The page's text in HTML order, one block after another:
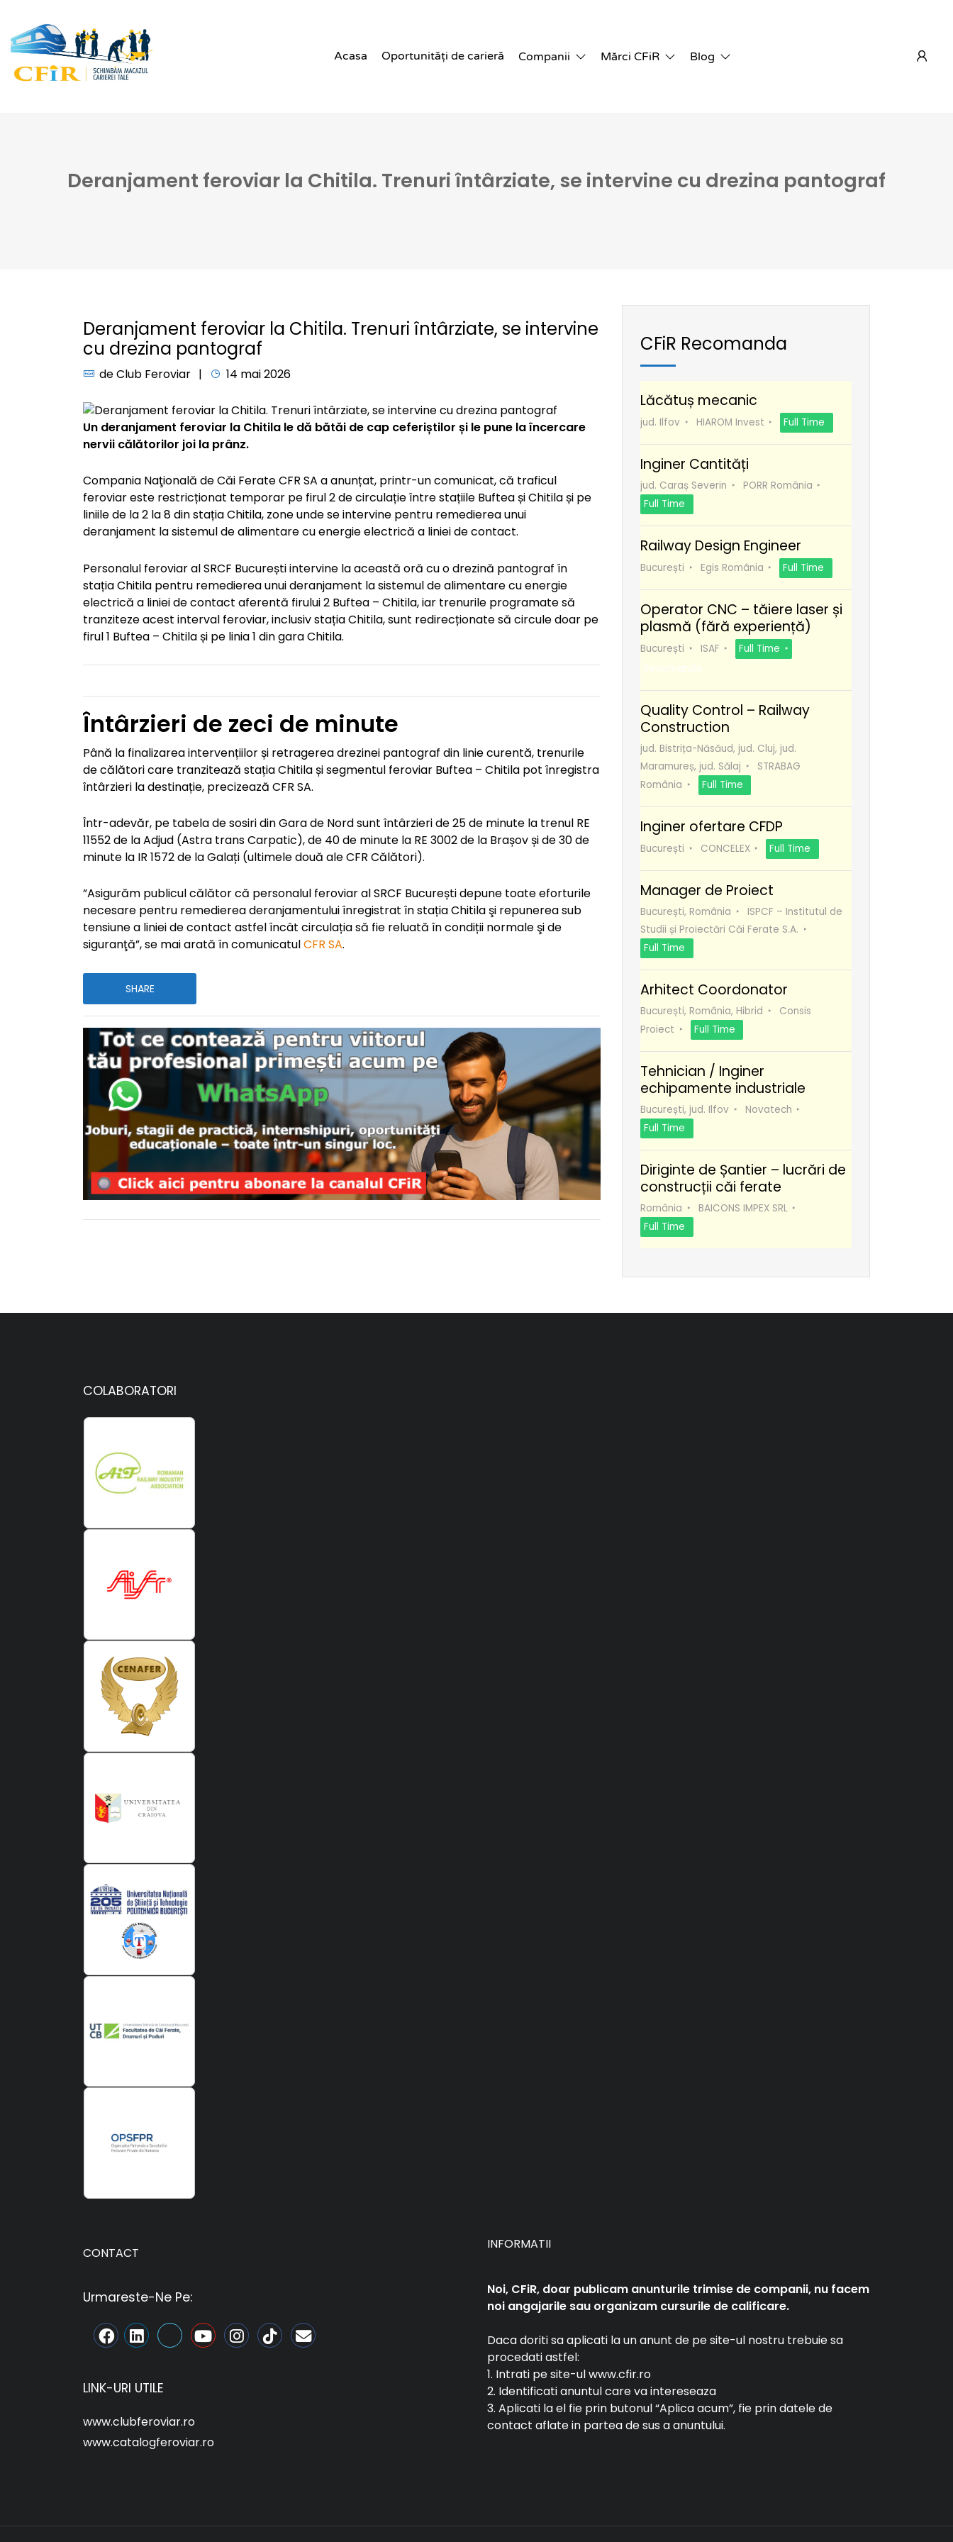
Acasa Oportunități de carieră Companii Mărci CFiR Blog
Deranjament feroviar la Chitila. Trenuri întârziate, se intervine cu drezina pantograf
Deranjament feroviar la Chitila. Trenuri întârziate, se intervine
cu drezina pantograf
deClub Feroviar 14 mai 2026
Un deranjament feroviar la Chitila le dă bătăi de cap ceferiștilor și le pune la încercare
nervii călătorilor joi la prânz.
Compania Naţională de Căi Ferate CFR SA a anunțat, printr-un comunicat, că traficul
feroviar este restricționat temporar pe firul 2 de circulație între stațiile Buftea și Chitila și pe
liniile de la 2 la 8 din stația Chitila, zone unde se intervine pentru remedierea unui
deranjament la sistemul de alimentare cu energie electrică a liniei de contact.
Personalul feroviar al SRCF București intervine la această oră cu o drezină pantograf în
stația Chitila pentru remedierea unui deranjament la sistemul de alimentare cu energie
electrică a liniei de contact aferentă firului 2 Buftea – Chitila, iar trenurile programate să
tranziteze acest interval feroviar, inclusiv stația Chitila, sunt redirecționate să circule doar pe
firul 1 Buftea – Chitila și pe linia 1 din gara Chitila.
Întârzieri de zeci de minute
Până la finalizarea intervențiilor și retragerea drezinei pantograf din linie curentă, trenurile
de călători care tranzitează stația Chitila și segmentul feroviar Buftea – Chitila pot înregistra
întârzieri la destinație, precizează CFR SA.
Într-adevăr, pe tabela de sosiri din Gara de Nord sunt întârzieri de 25 de minute la trenul RE
11552 de la Adjud (Astra trans Carpatic), de 40 de minute la RE 3002 de la Brașov și de 30 de
minute la IR 1572 de la Galați (ultimele două ale CFR Călători).
”Asigurăm publicul călător că personalul feroviar al SRCF București depune toate eforturile
necesare pentru remedierea deranjamentului înregistrat în stația Chitila şi repunerea sub
tensiune a liniei de contact astfel încât circulația să fie reluată în condiții normale şi de
siguranţă”, se mai arată în comunicatulCFR SA.
SHARE
CFiR Recomanda
Lăcătuș mecanic
jud. Ilfov HIAROM Invest Full Time
Inginer Cantități
jud. Caraș Severin
PORR România
Full Time
Railway Design Engineer
București Egis România Full Time
Operator CNC – tăiere laser și
plasmă (fără experiență)
București ISAF
Full Time
Recomanda
Quality Control – Railway
Construction
jud. Bistrița-Năsăud, jud. Cluj, jud.
Maramureș, jud. Sălaj
STRABAG
România
Full Time
Inginer ofertare CFDP
București CONCELEX Full Time
Manager de Proiect
București, România
ISPCF – Institutul de
Studii și Proiectări Căi Ferate S.A.
Full Time
Arhitect Coordonator
București, România, Hibrid
Consis
Proiect
Full Time
Tehnician / Inginer
echipamente industriale
București, jud. Ilfov
Novatech
Full Time
Diriginte de Șantier – lucrări de
construcții căi ferate
România
BAICONS IMPEX SRL
Full Time
COLABORATORI
CONTACT
Urmareste-Ne Pe:
LINK-URI UTILE
www.clubferoviar.ro
www.catalogferoviar.ro
INFORMATII
Noi, CFiR, doar publicam anunturile trimise de companii, nu facem
noi angajarile sau organizam cursurile de calificare.
Daca doriti sa aplicati la un anunt de pe site-ul nostru trebuie sa
procedati astfel:
1. Intrati pe site-ul www.cfir.ro
2. Identificati anuntul care va intereseaza
3. Aplicati la el fie prin butonul “Aplica acum”, fie prin datele de
contact aflate in partea de sus a anuntului.